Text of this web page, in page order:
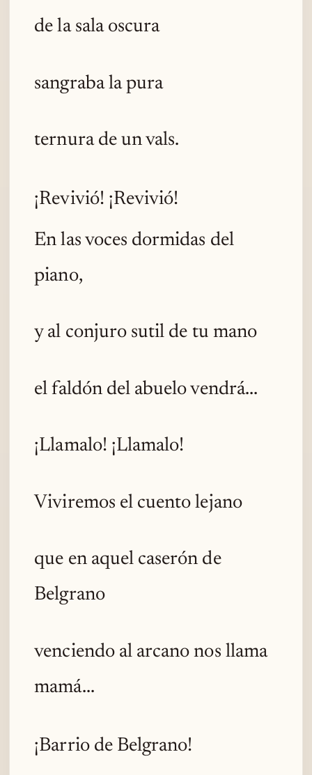
de la sala oscura
sangraba la pura
ternura de un vals.
¡Revivió! ¡Revivió!
En las voces dormidas del
piano,
y al conjuro sutil de tu mano
el faldón del abuelo vendrá...
¡Llamalo! ¡Llamalo!
Viviremos el cuento lejano
que en aquel caserón de
Belgrano
venciendo al arcano nos llama
mamá...
¡Barrio de Belgrano!